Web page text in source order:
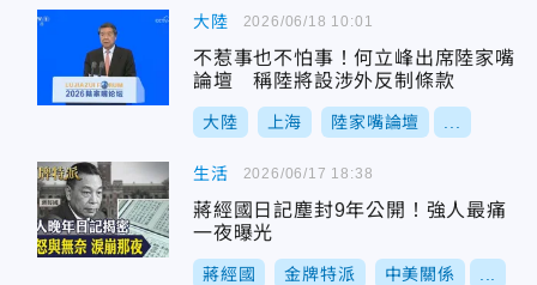
大陸
不惹事也不怕事！何立峰出席陸家嘴
論壇 稱陸將設涉外反制條款
大陸 上海 陸家嘴論壇
2026/06/18 10:01
生活
蔣經國日記塵封9年公開！強人最痛
一夜曝光
蔣經國 金牌特派 中美關係
2026/06/17 18:38